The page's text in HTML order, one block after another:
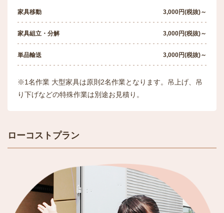
家具移動 3,000円(税抜)～
家具組立・分解 3,000円(税抜)～
単品輸送 3,000円(税抜)～
※1名作業 大型家具は原則2名作業となります。吊上げ、吊
り下げなどの特殊作業は別途お見積り。
ローコストプラン